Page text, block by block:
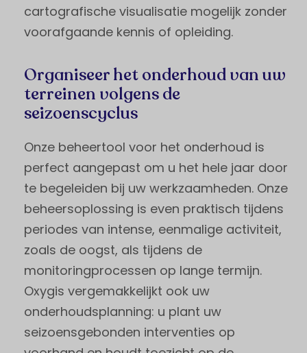
cartografische visualisatie mogelijk zonder
voorafgaande kennis of opleiding.
Organiseer het onderhoud van uw
terreinen volgens de
seizoenscyclus
Onze beheertool voor het onderhoud is
perfect aangepast om u het hele jaar door
te begeleiden bij uw werkzaamheden. Onze
beheersoplossing is even praktisch tijdens
periodes van intense, eenmalige activiteit,
zoals de oogst, als tijdens de
monitoringprocessen op lange termijn.
Oxygis vergemakkelijkt ook uw
onderhoudsplanning: u plant uw
seizoensgebonden interventies op